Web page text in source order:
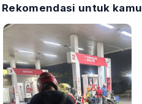
Rekomendasi untuk kamu